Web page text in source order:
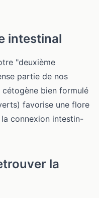
intestinal
"deuxième
partie de nos
bien formulé
favorise une flore
connexion intestin-
la